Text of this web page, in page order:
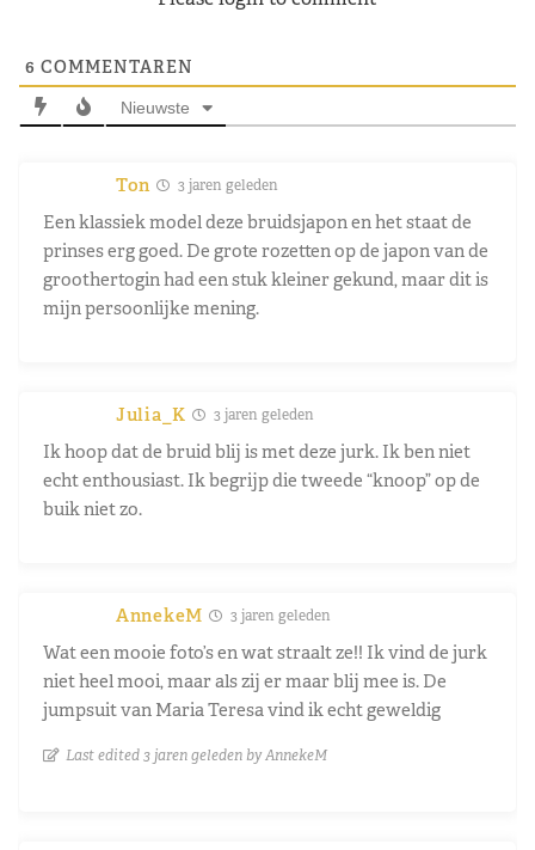
6 COMMENTAREN
Nieuwste
Ton 3 jaren geleden
Een klassiek model deze bruidsjapon en het staat de
prinses erg goed. De grote rozetten op de japon van de
groothertogin had een stuk kleiner gekund, maar dit is
mijn persoonlijke mening.
Julia_K 3 jaren geleden
Ik hoop dat de bruid blij is met deze jurk. Ik ben niet
echt enthousiast. Ik begrijp die tweede “knoop” op de
buik niet zo.
AnnekeM 3 jaren geleden
Wat een mooie foto’s en wat straalt ze!! Ik vind de jurk
niet heel mooi, maar als zij er maar blij mee is. De
jumpsuit van Maria Teresa vind ik echt geweldig
Last edited 3 jaren geleden by AnnekeM